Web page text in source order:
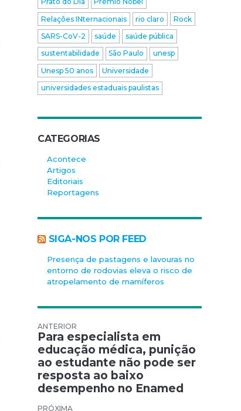
Relações INternacionais
rio claro
Rock
SARS-CoV-2
saúde
saúde pública
sustentabilidade
São Paulo
unesp
Unesp 50 anos
Universidade
universidades estaduais paulistas
CATEGORIAS
Acontece
Artigos
Editoriais
Reportagens
SIGA-NOS POR FEED
Presença de pastagens e lavouras no
entorno de rodovias eleva o risco de
atropelamento de mamíferos
Navegação de Post
Para especialista em
educação médica, punição
ao estudante não pode ser
resposta ao baixo
desempenho no Enamed